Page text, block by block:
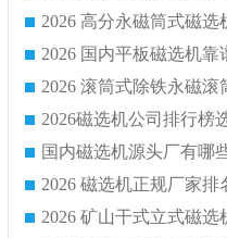
国内磁选机源头厂有哪